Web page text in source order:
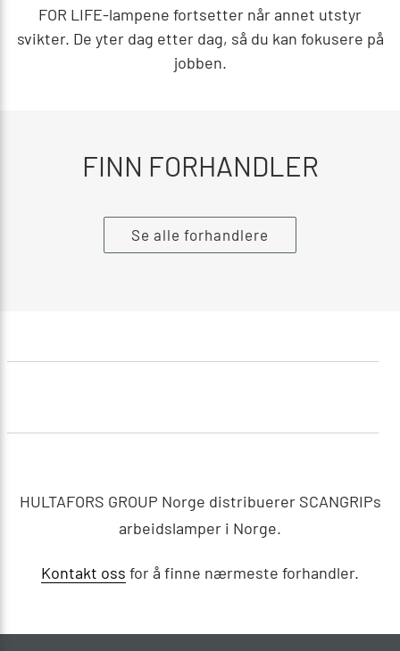
FOR LIFE-lampene fortsetter når annet utstyr
svikter. De yter dag etter dag, så du kan fokusere på
jobben.
FINN FORHANDLER
Se alle forhandlere
HULTAFORS GROUP Norge distribuerer SCANGRIPs
arbeidslamper i Norge.
Kontakt oss for å finne nærmeste forhandler.